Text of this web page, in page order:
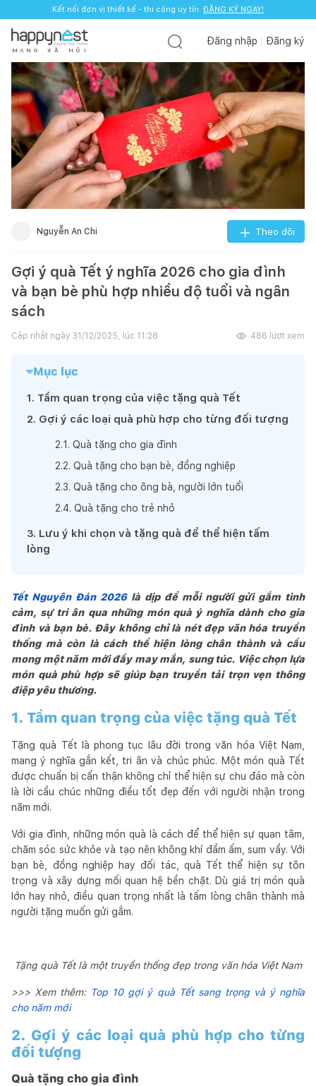
Kết nối đơn vị thiết kế - thi công uy tín. ĐĂNG KÝ NGAY!
M Ạ N G X Ã H Ộ I
Đăng nhập Đăng ký
Nguyễn An Chi Theo dõi
Gợi ý quà Tết ý nghĩa 2026 cho gia đình
và bạn bè phù hợp nhiều độ tuổi và ngân
sách
Cập nhật ngày 31/12/2025, lúc 11:28 486 lượt xem
Mục lục
1. Tầm quan trọng của việc tặng quà Tết
2. Gợi ý các loại quà phù hợp cho từng đối tượng
2.1 . Quà tặng cho gia đình
2.2. Quà tặng cho bạn bè, đồng nghiệp
2.3. Quà tặng cho ông bà, người lớn tuổi
2.4. Quà tặng cho trẻ nhỏ
3. Lưu ý khi chọn và tặng quà để thể hiện tấm
lòng
Tết Nguyên Đán 2026là dịp để mỗi người gửi gắm tình
cảm, sự tri ân qua những món quà ý nghĩa dành cho gia
đình và bạn bè. Đây không chỉ là nét đẹp văn hóa truyền
thống mà còn là cách thể hiện lòng chân thành và cầu
mong một năm mới đầy may mắn, sung túc. Việc chọn lựa
món quà phù hợp sẽ giúp bạn truyền tải trọn vẹn thông
điệp yêu thương.
1. Tầm quan trọng của việc tặng quà Tết
Tặng quà Tết là phong tục lâu đời trong văn hóa Việt Nam,
mang ý nghĩa gắn kết, tri ân và chúc phúc. Một món quà Tết
được chuẩn bị cẩn thận không chỉ thể hiện sự chu đáo mà còn
là lời cầu chúc những điều tốt đẹp đến với người nhận trong
năm mới.
Với gia đình, những món quà là cách để thể hiện sự quan tâm,
chăm sóc sức khỏe và tạo nên không khí đầm ấm, sum vầy. Với
bạn bè, đồng nghiệp hay đối tác, quà Tết thể hiện sự tôn
trọng và xây dựng mối quan hệ bền chặt. Dù giá trị món quà
lớn hay nhỏ, điều quan trọng nhất là tấm lòng chân thành mà
người tặng muốn gửi gắm.
Tặng quà Tết là một truyền thống đẹp trong văn hóa Việt Nam
>>> Xem thêm: Top 10 gợi ý quà Tết sang trọng và ý nghĩa
cho năm mới
2. Gợi ý các loại quà phù hợp cho từng
đối tượng
Quà tặng cho gia đình